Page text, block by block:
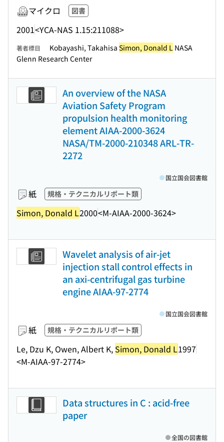
マイクロ 図書
2001<YCA-NAS 1.15:211088>
著者標目 Kobayashi, Takahisa Simon, Donald L NASA
Glenn Research Center
An overview of the NASA
Aviation Safety Program
propulsion health monitoring
element AIAA-2000-3624
NASA/TM-2000-210348 ARL-TR-
2272
紙 規格・テクニカルリポート類
Simon, Donald L2000<M-AIAA-2000-3624>
国立国会図書館
Wavelet analysis of air-jet
injection stall control effects in
an axi-centrifugal gas turbine
engine AIAA-97-2774
紙 規格・テクニカルリポート類
Le, Dzu K, Owen, Albert K, Simon, Donald L1997
<M-AIAA-97-2774>
国立国会図書館
Data structures in C : acid-free
paper
全国の図書館